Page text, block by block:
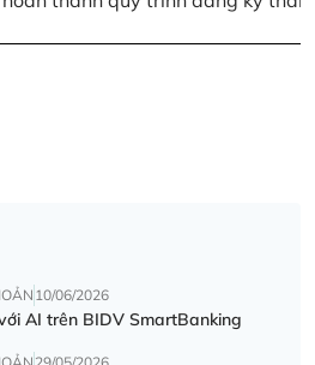
10/06/2026
AI trên BIDV SmartBanking